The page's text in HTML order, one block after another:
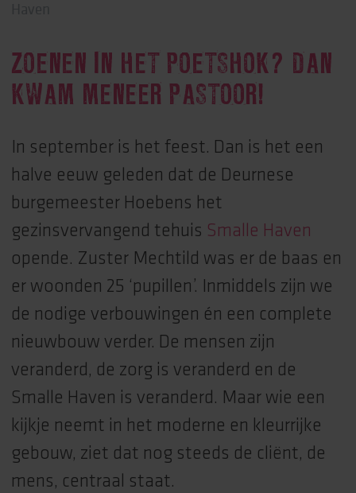
ZOENEN IN HET POETSHOK? DAN
KWAM MENEER PASTOOR!
In september is het feest. Dan is het een
halve eeuw geleden dat de Deurnese
burgemeester Hoebens het
gezinsvervangend tehuis Smalle Haven
opende. Zuster Mechtild was er de baas en
er woonden 25 ‘pupillen’. Inmiddels zijn we
de nodige verbouwingen én een complete
nieuwbouw verder. De mensen zijn
veranderd, de zorg is veranderd en de
Smalle Haven is veranderd. Maar wie een
kijkje neemt in het moderne en kleurrijke
gebouw, ziet dat nog steeds de cliënt, de
mens, centraal staat.